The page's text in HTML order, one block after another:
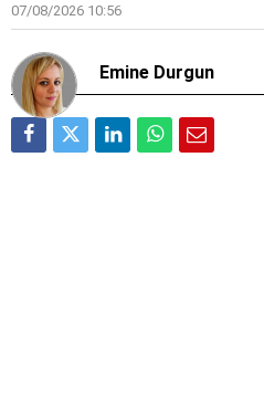
07/08/2026 10:56
Emine Durgun